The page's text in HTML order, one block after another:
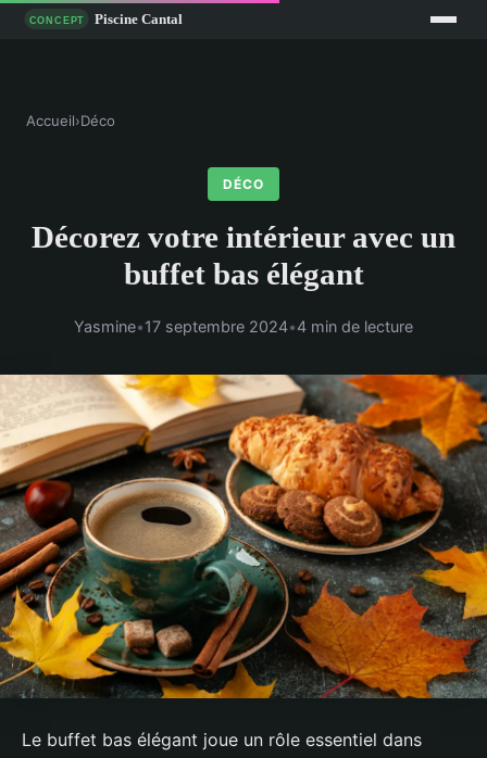
Accueil›Déco
DÉCO
Décorez votre intérieur avec un
buffet bas élégant
Yasmine•17 septembre 2024•4 min de lecture
Le buffet bas élégant joue un rôle essentiel dans